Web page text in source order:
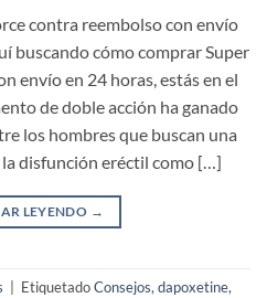
contra reembolso con envío
buscando cómo comprar Super
envío en 24 horas, estás en el
de doble acción ha ganado
los hombres que buscan una
disfunción eréctil como […]
LEYENDO →
EtiquetadoConsejos, dapoxetine,